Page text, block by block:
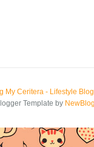
My Ceritera - Lifestyle
Template by